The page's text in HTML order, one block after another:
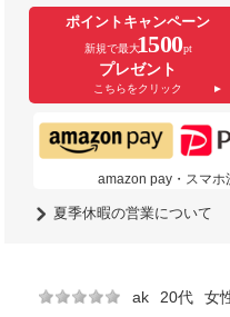
ポイントキャンペーン
新規で最大1500pt
プレゼント
こちらをクリック
amazon pay・スマホ
夏季休暇の営業について
ak 20代 女